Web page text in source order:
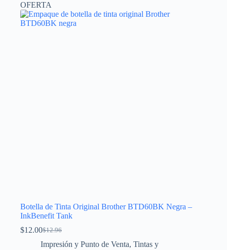
variantes.
Las
opciones
OFERTA
Botella de Tinta Original Brother BTD60BK Negra –
InkBenefit Tank
$12.96
El
precio
$12.00El
precio
Impresión y Punto de Venta, Tintas y